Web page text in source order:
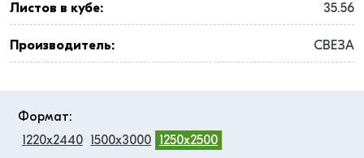
Листов в кубе: 35.56
Производитель: СВЕЗА
Формат:
1220x2440 1500x3000 1250x2500